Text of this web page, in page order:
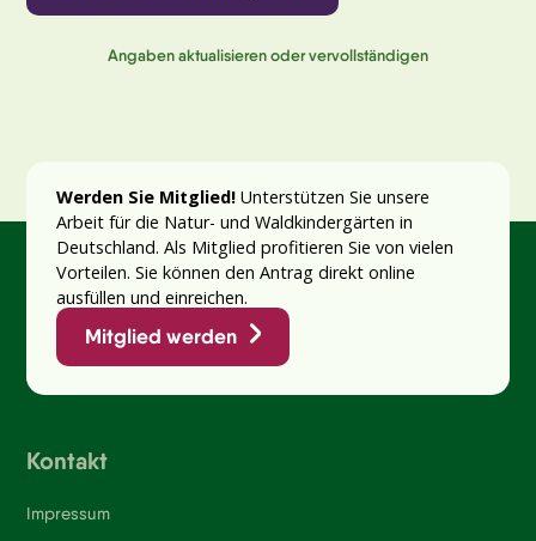
Angaben aktualisieren oder vervollständigen
Werden Sie Mitglied!Unterstützen Sie unsere
Arbeit für die Natur- und Waldkindergärten in
Deutschland. Als Mitglied profitieren Sie von vielen
Vorteilen. Sie können den Antrag direkt online
ausfüllen und einreichen.
Mitglied werden
Kontakt
Impressum